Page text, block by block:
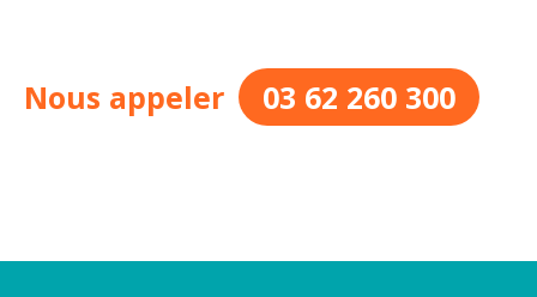
Nous appeler 03 62 260 300